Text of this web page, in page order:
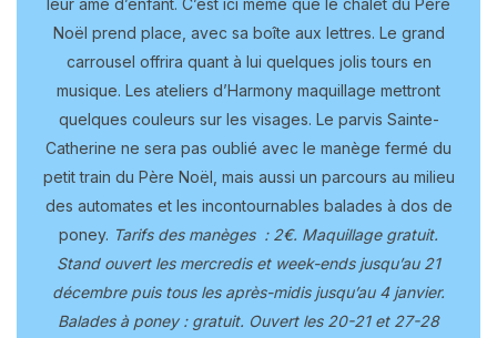
Noël prend place, avec sa boîte aux lettres. Le grand
carrousel offrira quant à lui quelques jolis tours en
musique. Les ateliers d’Harmony maquillage mettront
quelques couleurs sur les visages. Le parvis Sainte-
Catherine ne sera pas oublié avec le manège fermé du
petit train du Père Noël, mais aussi un parcours au milieu
des automates et les incontournables balades à dos de
poney. Tarifs des manèges : 2€. Maquillage gratuit.
Stand ouvert les mercredis et week-ends jusqu’au 21
décembre puis tous les après-midis jusqu’au 4 janvier.
Balades à poney : gratuit. Ouvert les 20-21 et 27-28